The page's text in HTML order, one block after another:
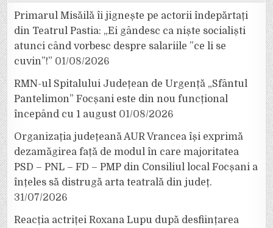
Primarul Misăilă îi jignește pe actorii îndepărtați
din Teatrul Pastia: „Ei gândesc ca niște socialiști
atunci când vorbesc despre salariile ”ce li se
cuvin”!” 01/08/2026
RMN-ul Spitalului Județean de Urgență „Sfântul
Pantelimon” Focșani este din nou funcțional
începând cu 1 august 01/08/2026
Organizația județeană AUR Vrancea își exprimă
dezamăgirea față de modul în care majoritatea
PSD – PNL – FD – PMP din Consiliul local Focșani a
înțeles să distrugă arta teatrală din județ.
31/07/2026
Reacția actriței Roxana Lupu după desființarea